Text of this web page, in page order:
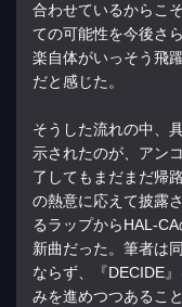
合わせているからこ
ての可能性を今後さ
楽自体がいっそう飛
だと感じた。
そうした流れの中、
示されたのが、アン
了してもまだまだ帰
の熱意に応えて披露
るラップからHAL-
新曲だった。筆者は
ならず、『DECIDE
みを進めつつあるこ